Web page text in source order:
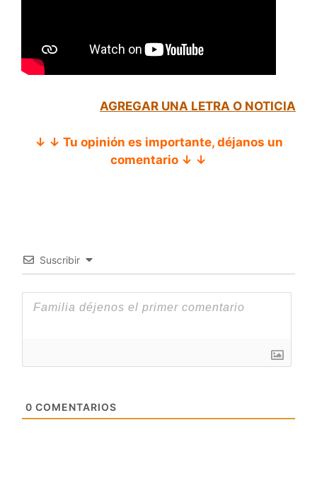
AGREGAR UNA LETRA O NOTICIA
↓ ↓ Tu opinión es importante, déjanos un
comentario ↓ ↓
Suscribir
0 COMENTARIOS